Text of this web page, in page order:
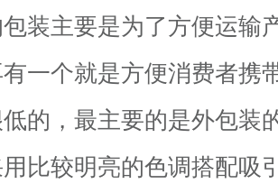
装主要是为了方便运输
一个就是方便消费者携
的，最主要的是外包装
比较明亮的色调搭配吸